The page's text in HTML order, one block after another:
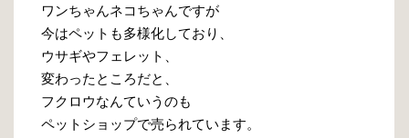
ワンちゃんネコちゃんですが
今はペットも多様化しており、
ウサギやフェレット、
変わったところだと、
フクロウなんていうのも
ペットショップで売られています。